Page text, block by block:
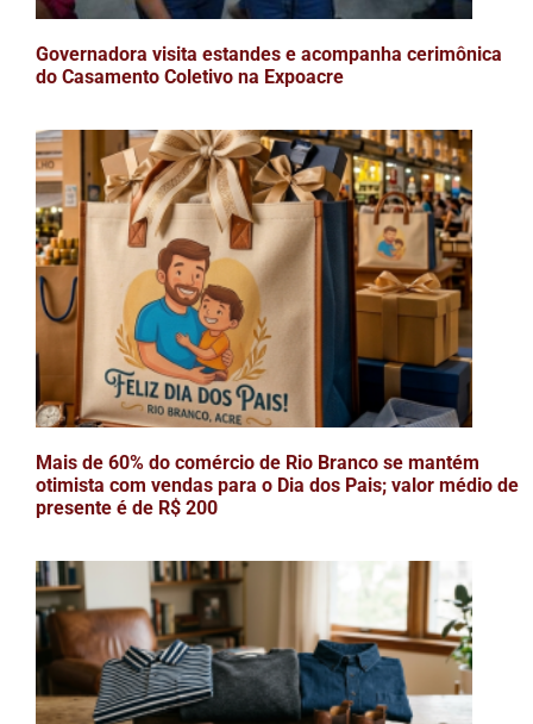
Governadora visita estandes e acompanha cerimônica
do Casamento Coletivo na Expoacre
Mais de 60% do comércio de Rio Branco se mantém
otimista com vendas para o Dia dos Pais; valor médio de
presente é de R$ 200